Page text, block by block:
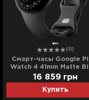
(0)
Смарт-часы Google
Watch 4 41mm Matte
Aluminum Case /
Active Band
Купить
16 859 грн